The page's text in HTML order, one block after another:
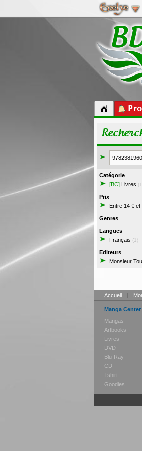
Catégorie
[BC] Livres
Prix
Entre 14 € et
Genres
Langues
Français (1)
Editeurs
Monsieur
Accueil |
Manga Center
Mangas
Artbooks
Livres
DVD
Blu-Ray
CD
Tshirt
Goodies